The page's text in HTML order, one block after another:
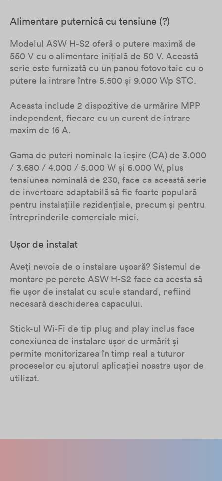
Alimentare puternică cu tensiune (?)
Modelul ASW H-S2 oferă o putere maximă de
550 V cu o alimentare inițială de 50 V. Această
serie este furnizată cu un panou fotovoltaic cu o
putere la intrare între 5.500 și 9.000 Wp STC.
Aceasta include 2 dispozitive de urmărire MPP
independent, fiecare cu un curent de intrare
maxim de 16 A.
Gama de puteri nominale la ieșire (CA) de 3.000
/ 3.680 / 4.000 / 5.000 W și 6.000 W, plus
tensiunea nominală de 230, face ca această serie
de invertoare adaptabilă să fie foarte populară
pentru instalațiile rezidențiale, precum și pentru
întreprinderile comerciale mici.
Ușor de instalat
Aveți nevoie de o instalare ușoară? Sistemul de
montare pe perete ASW H-S2 face ca acesta să
fie ușor de instalat cu scule standard, nefiind
necesară deschiderea capacului.
Stick-ul Wi-Fi de tip plug and play inclus face
conexiunea de instalare ușor de urmărit și
permite monitorizarea în timp real a tuturor
proceselor cu ajutorul aplicației noastre ușor de
utilizat.